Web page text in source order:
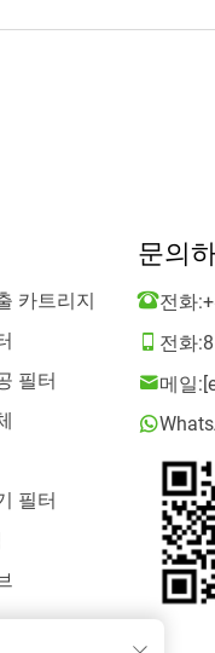
카트리지
필터
필터
문의
전화:
전화:
메일: